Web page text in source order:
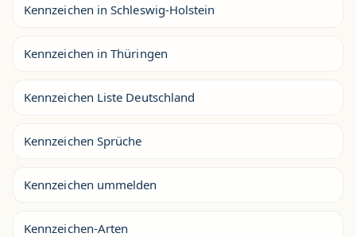
Kennzeichen in Schleswig-Holstein
Kennzeichen in Thüringen
Kennzeichen Liste Deutschland
Kennzeichen Sprüche
Kennzeichen ummelden
Kennzeichen-Arten